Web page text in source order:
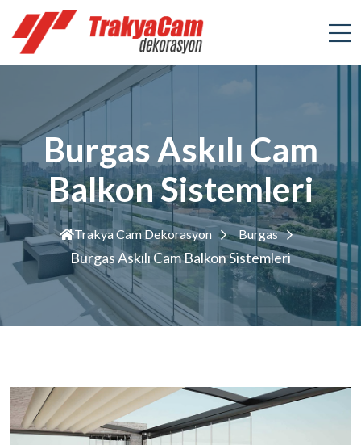
Burgas Askılı Cam
Balkon Sistemleri
Trakya Cam Dekorasyon Burgas
Burgas Askılı Cam Balkon Sistemleri